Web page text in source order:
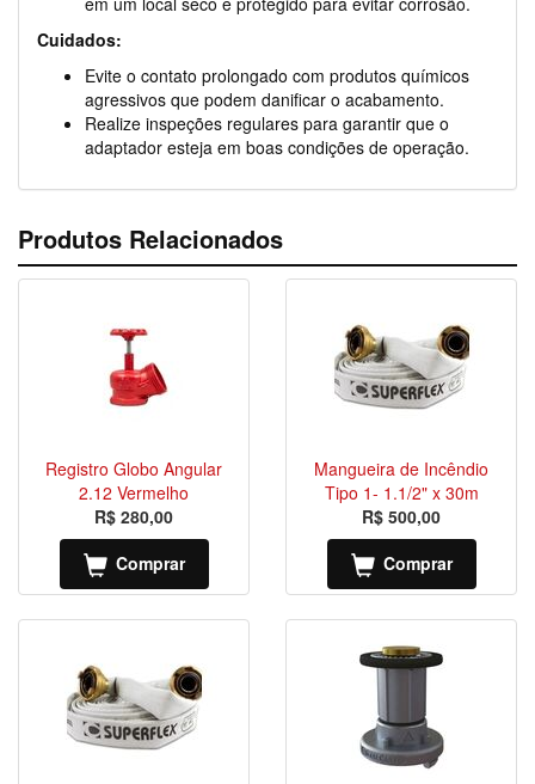
Cuidados:
Evite o contato prolongado com produtos químicos
agressivos que podem danificar o acabamento.
Realize inspeções regulares para garantir que o
adaptador esteja em boas condições de operação.
Produtos Relacionados
Registro Globo Angular
2.12 Vermelho
R$ 280,00
Comprar
Mangueira de Incêndio
Tipo 1- 1.1/2" x 30m
R$ 500,00
Comprar